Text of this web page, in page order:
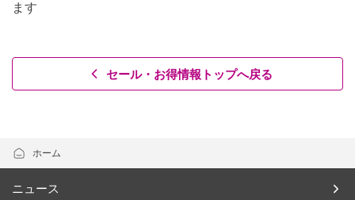
ます
セール・お得情報トップへ戻る
ホーム
ニュース